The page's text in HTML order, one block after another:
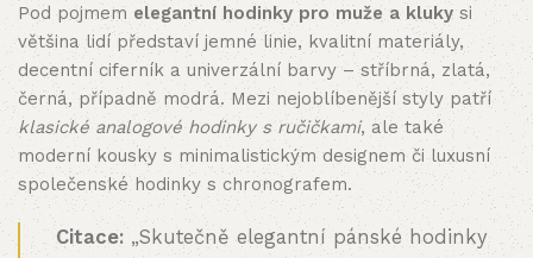
Pod pojmem elegantní hodinky pro muže a klukysi
většina lidí představí jemné linie, kvalitní materiály,
decentní ciferník a univerzální barvy – stříbrná, zlatá,
černá, případně modrá. Mezi nejoblíbenější styly patří
klasické analogové hodinky s ručičkami, ale také
moderní kousky s minimalistickým designem či luxusní
společenské hodinky s chronografem.
Citace: „Skutečně elegantní pánské hodinky